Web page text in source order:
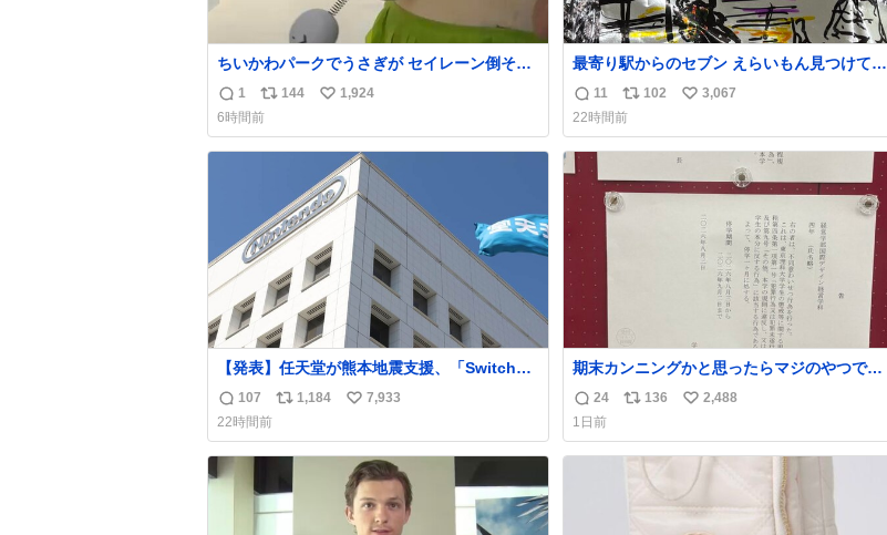
ちいかわパークでうさぎが セイレーン倒そう
としてた笑笑
返
信
数
1
リ
ポ
ス
144
い
ね
数
1,924
6時間前
最寄り駅からのセブン えらいもん見つけてし
まった これ売ってくれへんかな… #浅井健
一 #ポテチ #ロックの名盤
返
信
数
11
リ
ポ
ス
数
102
い
ね
3,067
22時間前
【発表】任天堂が熊本地震支援、「Switch
2」など無償修理へ 保証切れでも対象
news.livedoor.com/article/detail… 任天堂が
令和8年熊本地震の被災者支援として、災害救
助法適用地域からの同社製品の修理につい
て、27年2月1日まで無償で対応すると発表し
た。「Switch 2」や「Switch」「Joy-Con」
などが対象。
返
信
数
107
リ
ス
数
1,184
い
ね
数
7,933
22時間前
期末カンニングかと思ったらマジのやつで草
B4でIDMってことはおそらく就職だし、内定
取り消し？ それと夏休み期間の停学って無意
味じゃね？
返
信
数
24
リ
ス
136
い
ね
数
2,488
1日前